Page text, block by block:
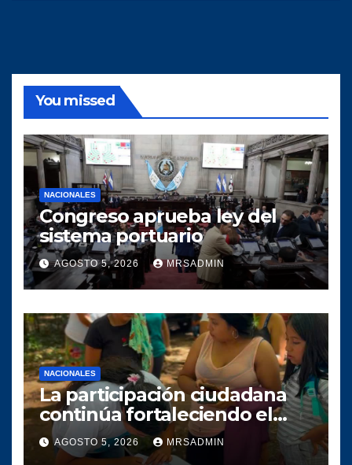
You missed
NACIONALES
Congreso aprueba ley del
sistema portuario
AGOSTO 5, 2026 MRSADMIN
NACIONALES
La participación ciudadana
continúa fortaleciendo el
crecimiento del proyecto
político SERVIR en el
AGOSTO 5, 2026 MRSADMIN